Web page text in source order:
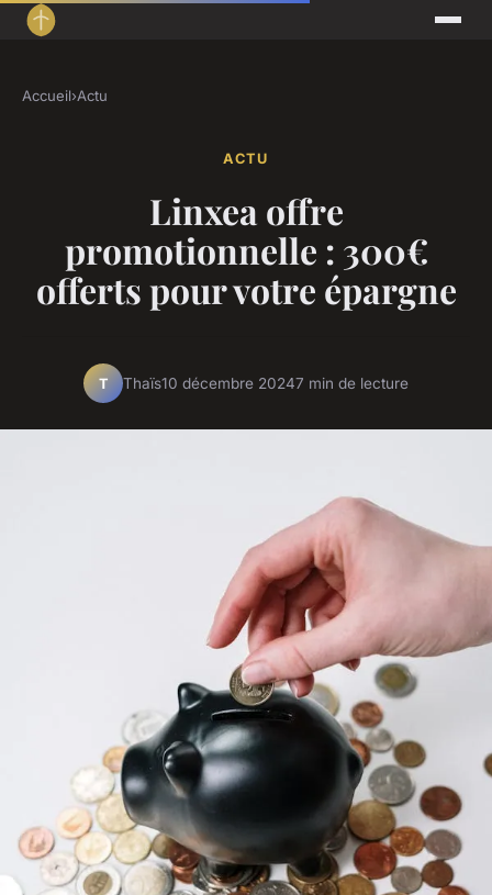
Accueil›Actu
ACTU
Linxea offre
promotionnelle : 300€
offerts pour votre épargne
T Thaïs10 décembre 20247 min de lecture